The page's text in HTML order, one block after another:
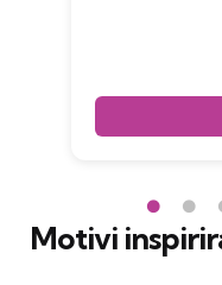
Motivi